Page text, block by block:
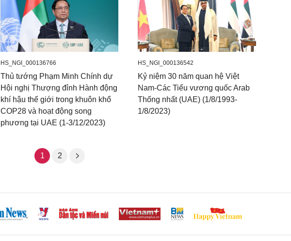
HS_NGI_000136766
Thủ tướng Phạm Minh Chính dự
Hội nghị Thượng đỉnh Hành động
khí hậu thế giới trong khuôn khổ
COP28 và hoạt động song
phương tại UAE (1-3/12/2023)
HS_NGI_000136542
Kỷ niệm 30 năm quan hệ Việt
Nam-Các Tiểu vương quốc Arab
Thống nhất (UAE) (1/8/1993-
1/8/2023)
1 2